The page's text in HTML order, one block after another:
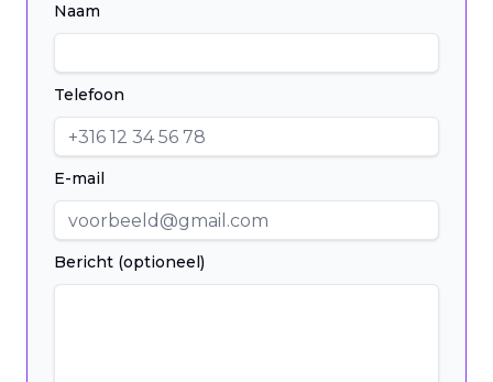
Naam
Telefoon
E-mail
Bericht (optioneel)